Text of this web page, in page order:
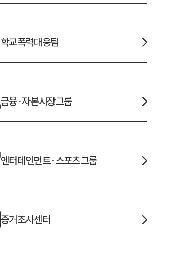
학교폭력대응팀
금융·자본시장그룹
엔터테인먼트·스포츠그룹
증거조사센터